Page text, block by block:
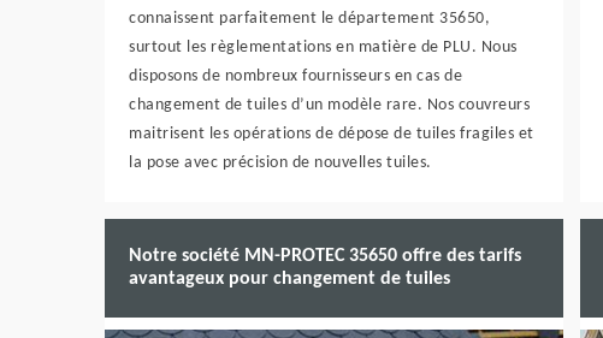
connaissent parfaitement le département 35650,
surtout les règlementations en matière de PLU. Nous
disposons de nombreux fournisseurs en cas de
changement de tuiles d’un modèle rare. Nos couvreurs
maitrisent les opérations de dépose de tuiles fragiles et
la pose avec précision de nouvelles tuiles.
Notre société MN-PROTEC 35650 offre des tarifs
avantageux pour changement de tuiles